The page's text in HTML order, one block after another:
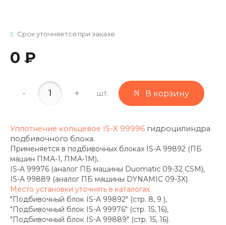
Срок уточняется при заказе
0 ₽
- + шт. В корзину
Уплотнение кольцевое IS-X 99996 гидроцилиндра
подбивочного блока.
Применяется в подбивочных блоках IS-A 99892 (ПБ
машин ПМА-1, ПМА-1М),
IS-A 99976 (аналог ПБ машины Duomatic 09-32 CSM),
IS-A 99889 (аналог ПБ машины DYNAMIC 09-3X).
Место установки уточнять в каталогах
"Подбивочный блок IS-A 99892" (стр. 8, 9 ),
"Подбивочный блок IS-A 99976" (стр. 15, 16),
"Подбивочный блок IS-A 99889" (стр. 15, 16).